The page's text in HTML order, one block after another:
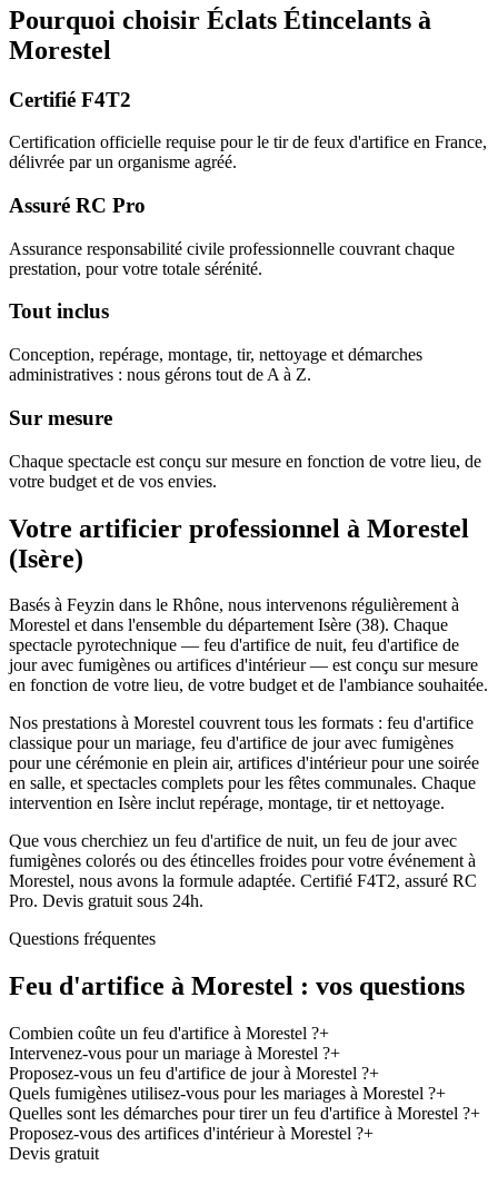
Pourquoi choisir Éclats Étincelants à
Morestel
Certifié F4T2
Certification officielle requise pour le tir de feux d'artifice en France,
délivrée par un organisme agréé.
Assuré RC Pro
Assurance responsabilité civile professionnelle couvrant chaque
prestation, pour votre totale sérénité.
Tout inclus
Conception, repérage, montage, tir, nettoyage et démarches
administratives : nous gérons tout de A à Z.
Sur mesure
Chaque spectacle est conçu sur mesure en fonction de votre lieu, de
votre budget et de vos envies.
Votre artificier professionnel à Morestel
(Isère)
Basés à Feyzin dans le Rhône, nous intervenons régulièrement à
Morestel et dans l'ensemble du département Isère (38). Chaque
spectacle pyrotechnique — feu d'artifice de nuit, feu d'artifice de
jour avec fumigènes ou artifices d'intérieur — est conçu sur mesure
en fonction de votre lieu, de votre budget et de l'ambiance souhaitée.
Nos prestations à Morestel couvrent tous les formats : feu d'artifice
classique pour un mariage, feu d'artifice de jour avec fumigènes
pour une cérémonie en plein air, artifices d'intérieur pour une soirée
en salle, et spectacles complets pour les fêtes communales. Chaque
intervention en Isère inclut repérage, montage, tir et nettoyage.
Que vous cherchiez un feu d'artifice de nuit, un feu de jour avec
fumigènes colorés ou des étincelles froides pour votre événement à
Morestel, nous avons la formule adaptée. Certifié F4T2, assuré RC
Pro. Devis gratuit sous 24h.
Questions fréquentes
Feu d'artifice à Morestel : vos questions
Combien coûte un feu d'artifice à Morestel ?+
Intervenez-vous pour un mariage à Morestel ?+
Proposez-vous un feu d'artifice de jour à Morestel ?+
Quels fumigènes utilisez-vous pour les mariages à Morestel ?+
Quelles sont les démarches pour tirer un feu d'artifice à Morestel ?+
Proposez-vous des artifices d'intérieur à Morestel ?+
Devis gratuit